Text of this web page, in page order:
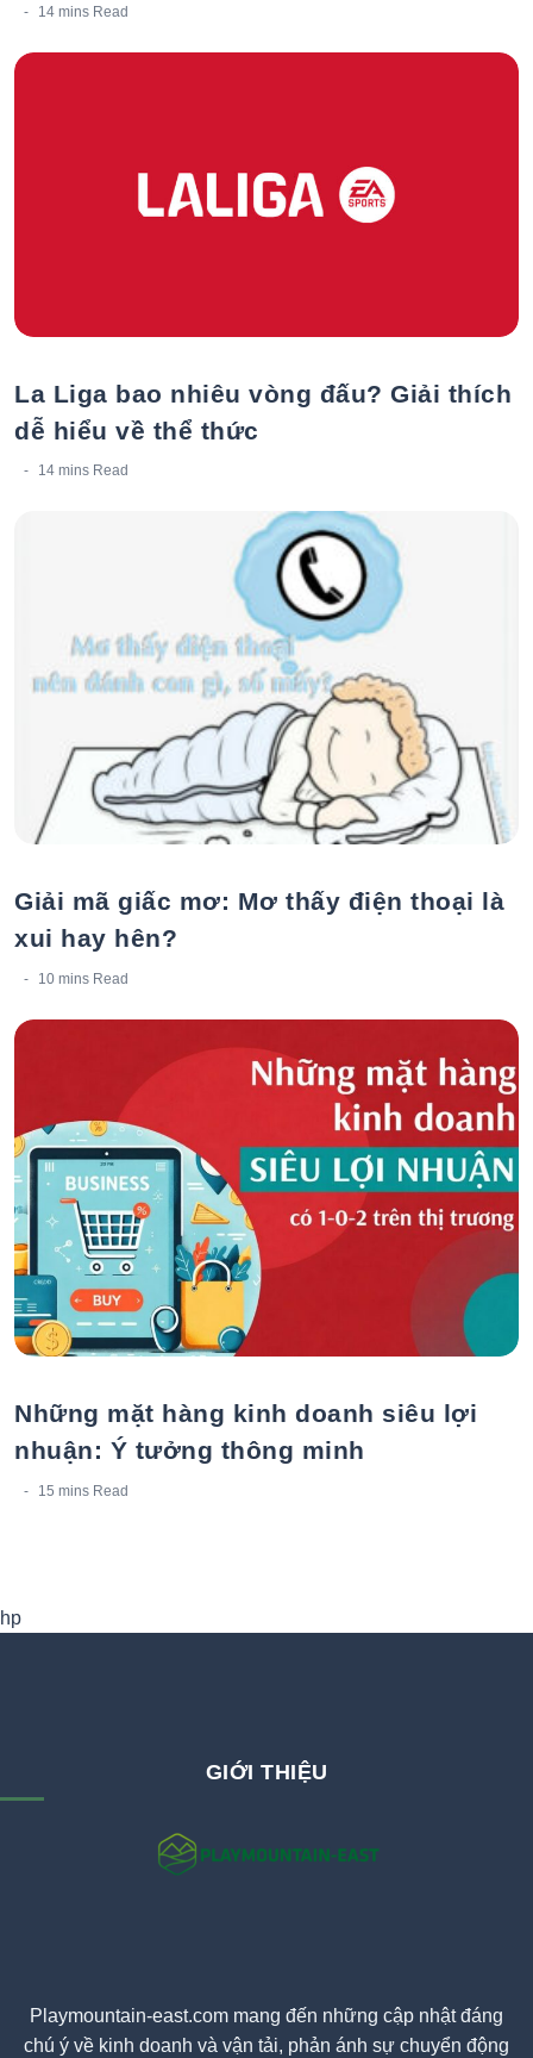
14 mins Read
La Liga bao nhiêu vòng đấu? Giải thích
dễ hiểu về thể thức
14 mins Read
Giải mã giấc mơ: Mơ thấy điện thoại là
xui hay hên?
10 mins Read
Những mặt hàng kinh doanh siêu lợi
nhuận: Ý tưởng thông minh
15 mins Read
hp
GIỚI THIỆU
Playmountain-east.com mang đến những cập nhật đáng
chú ý về kinh doanh và vận tải, phản ánh sự chuyển động